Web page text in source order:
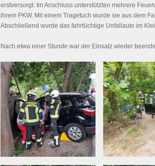
erstversorgt. Im Anschluss unterstützten mehrere
ihrem PKW. Mit einem Tragetuch wurde sie aus dem
Abschließend wurde das fahrtüchtige Unfallauto im
Nach etwa einer Stunde war der Einsatz wieder